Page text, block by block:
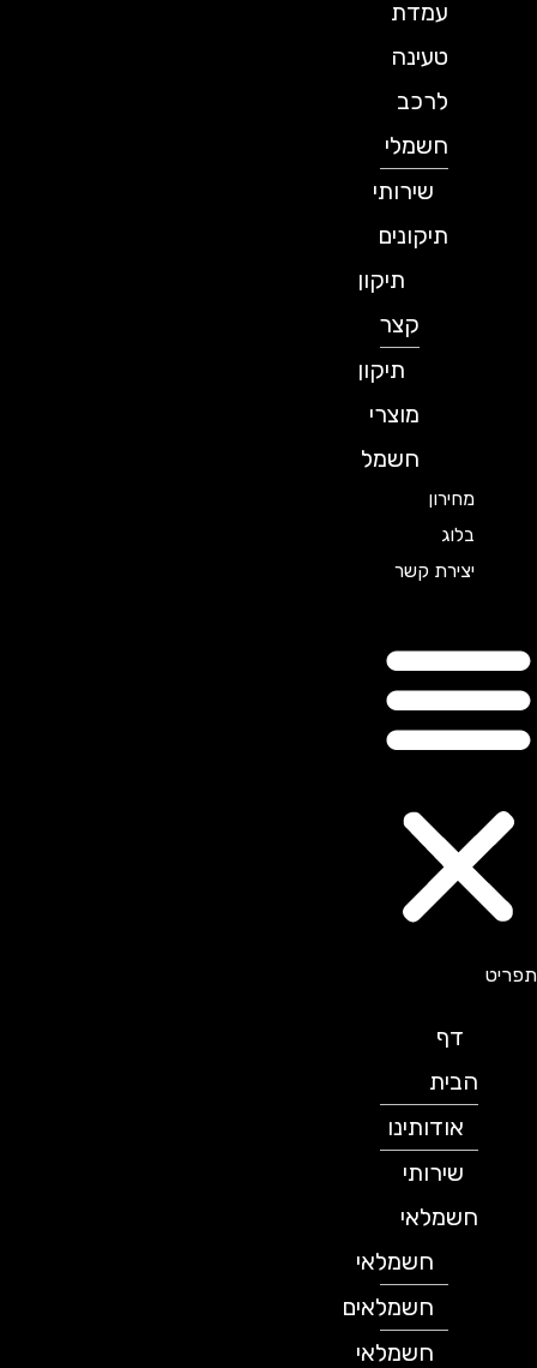
עמדת
טעינה
לרכב
חשמלי
שירותי
תיקונים
תיקון
תיקון
מוצרי
חשמל
מחירון
יצירת קשר
הבית
אודותינו
שירותי
חשמלאי
חשמלאי
חשמלאים
חשמלאי